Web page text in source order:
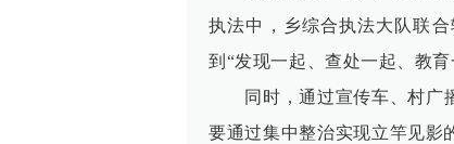
执法中，乡综合执法大队联
到“发现一起、查处一起、教育
同时，通过宣传车、村广播
要通过集中整治实现立竿见影